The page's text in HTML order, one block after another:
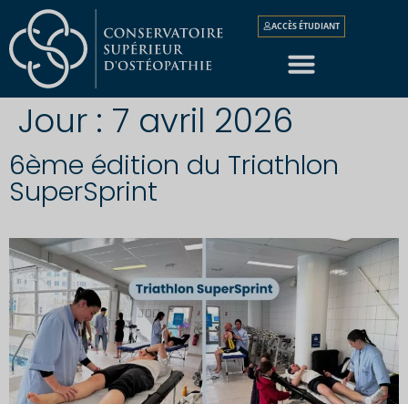
ACCÈS ÉTUDIANT
Jour : 7 avril 2026
6ème édition du Triathlon
SuperSprint